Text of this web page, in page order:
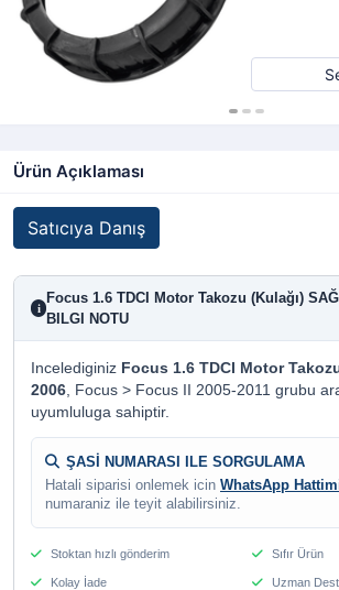
Ürün Açıklaması
Satıcıya Danış
i
Focus 1.6 TDCI Motor Takozu (Kulağı)
BILGI NOTU
Incelediginiz Focus 1.6 TDCI Motor
2006, Focus > Focus II 2005-2011 grubu
uyumluluga sahiptir.
ŞASİ NUMARASI ILE SORGULAMA
Hatali siparisi onlemek icin WhatsApp
numaraniz ile teyit alabilirsiniz.
Stoktan hızlı gönderim Sıfır Ürün
Kolay İade Uzman